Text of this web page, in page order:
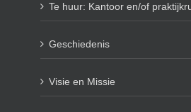
Te huur: Kantoor en/of
Geschiedenis
Visie en Missie